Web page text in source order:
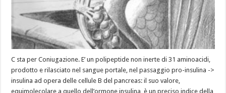
C sta per Coniugazione. E’ un polipeptide non inerte di 31 aminoacidi,
prodotto e rilasciato nel sangue portale, nel passaggio pro-insulina ->
insulina ad opera delle cellule B del pancreas: il suo valore,
equimolecolare a quello dell’ormone insulina, è un preciso indice della